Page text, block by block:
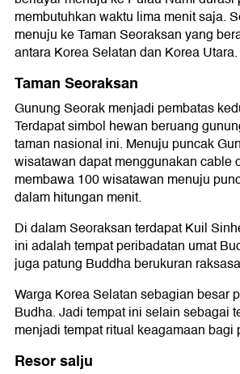
membutuhkan waktu lima menit saja.
menuju ke Taman Seoraksan yang
antara Korea Selatan dan Korea Utara.
Taman Seoraksan
Gunung Seorak menjadi pembatas
Terdapat simbol hewan beruang
taman nasional ini. Menuju puncak
wisatawan dapat menggunakan cable
membawa 100 wisatawan menuju
dalam hitungan menit.
Di dalam Seoraksan terdapat Kuil
ini adalah tempat peribadatan umat
juga patung Buddha berukuran
Warga Korea Selatan sebagian besar
Budha. Jadi tempat ini selain sebagai
menjadi tempat ritual keagamaan bagi
Resor salju